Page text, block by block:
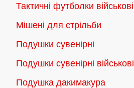
Тактичні футболки військові
Мішені для стрільби
Подушки сувенірні
Подушки сувенірні військові
Подушка дакимакура